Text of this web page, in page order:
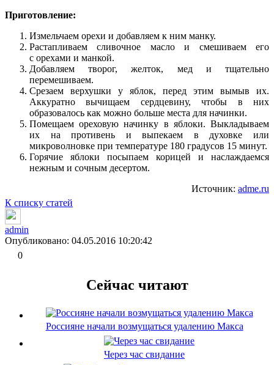
Приготовление:
Измельчаем орехи и добавляем к ним манку.
Растапливаем сливочное масло и смешиваем его
с орехами и манкой.
Добавляем творог, желток, мед и тщательно
перемешиваем.
Срезаем верхушки у яблок, перед этим вымыв их.
Аккуратно вычищаем сердцевину, чтобы в них
образовалось как можно больше места для начинки.
Помещаем ореховую начинку в яблоки. Выкладываем
их на противень и выпекаем в духовке или
микроволновке при температуре 180 градусов 15 минут.
Горячие яблоки посыпаем корицей и наслаждаемся
нежным и сочным десертом.
Источник: adme.ru
К списку статей
admin
Опубликовано: 04.05.2016 10:20:42
0
Сейчас читают
Россияне начали возмущаться удалению Макса
Через час свидание